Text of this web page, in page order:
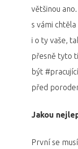
většinou
s vámi
i o ty vaše,
přesně tyto
být
před
Jakou
První se